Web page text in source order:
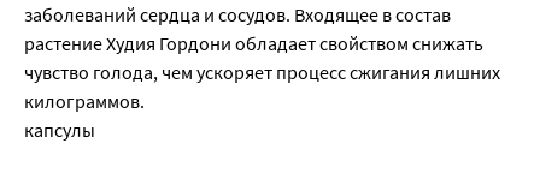
заболеваний сердца и сосудов. Входящее в состав
растение Худия Гордони обладает свойством снижать
чувство голода, чем ускоряет процесс сжигания лишних
килограммов.
капсулы